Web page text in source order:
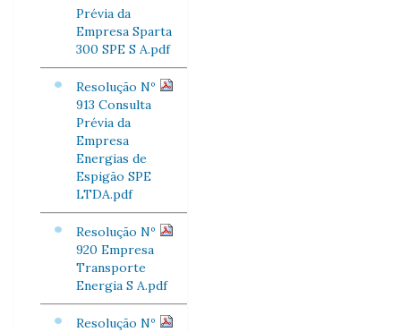
Prévia da
Empresa Sparta
300 SPE S A.pdf
Resolução Nº
913 Consulta
Prévia da
Empresa
Energias de
Espigão SPE
LTDA.pdf
Resolução Nº
920 Empresa
Transporte
Energia S A.pdf
Resolução Nº